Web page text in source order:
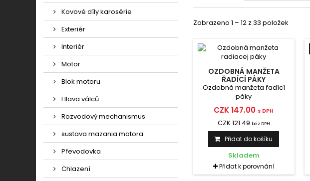
Kovové díly karosérie
Exteriér
Interiér
Motor
Blok motoru
Hlava válců
Rozvodový mechanismus
sustava mazania motora
Převodovka
Chlazení
Zobrazeno 1 – 12 z 33 položek
OZDOBNÁ MANŽETA
ŘADÍCÍ PÁKY
Ozdobná manžeta řadící
páky
CZK 147.00 s DPH
CZK 121.49 bez DPH
Přidat do košíku
Skladem
Přidat k porovnání